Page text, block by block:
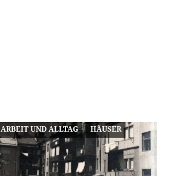
ARBEIT UND ALLTAG HÄUSER